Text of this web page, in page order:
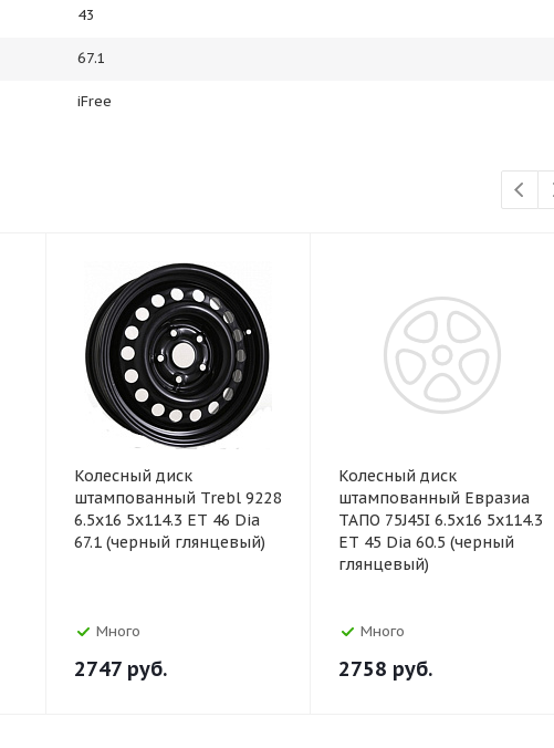
43
67.1
iFree
Колесный диск
штампованный Trebl 9228
6.5x16 5x114.3 ET 46 Dia
67.1 (черный глянцевый)
Много
2747 руб.
Колесный диск
штампованный Евразиа
ТАПО 75J45I 6.5x16 5x114.3
ET 45 Dia 60.5 (черный
глянцевый)
Много
2758 руб.